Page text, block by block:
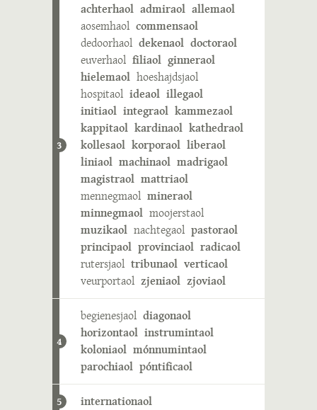
3
achterhaol admiraol allemaol
aosemhaol commensaol
dedoorhaol dekenaol doctoraol
euverhaol filiaol ginneraol
hielemaol hoeshajdsjaol
hospitaol ideaol illegaol
initiaol integraol kammezaol
kappitaol kardinaol kathedraol
kollesaol korporaol liberaol
liniaol machinaol madrigaol
magistraol mattriaol
mennegmaol mineraol
minnegmaol moojerstaol
muzikaol nachtegaol pastoraol
principaol provinciaol radicaol
rutersjaol tribunaol verticaol
veurportaol zjeniaol zjoviaol
4
begienesjaol diagonaol
horizontaol instrumintaol
koloniaol mónnumintaol
parochiaol póntificaol
5 internationaol